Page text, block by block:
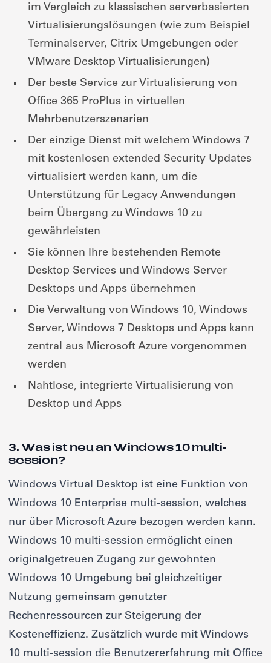
im Vergleich zu klassischen serverbasierten
Virtualisierungslösungen (wie zum Beispiel
Terminalserver, Citrix Umgebungen oder
VMware Desktop Virtualisierungen)
Der beste Service zur Virtualisierung von
Office 365 ProPlus in virtuellen
Mehrbenutzerszenarien
Der einzige Dienst mit welchem Windows 7
mit kostenlosen extended Security Updates
virtualisiert werden kann, um die
Unterstützung für Legacy Anwendungen
beim Übergang zu Windows 10 zu
gewährleisten
Sie können Ihre bestehenden Remote
Desktop Services und Windows Server
Desktops und Apps übernehmen
Die Verwaltung von Windows 10, Windows
Server, Windows 7 Desktops und Apps kann
zentral aus Microsoft Azure vorgenommen
werden
Nahtlose, integrierte Virtualisierung von
Desktop und Apps
3. Was ist neu an Windows 10 multi-
session?
Windows Virtual Desktop ist eine Funktion von
Windows 10 Enterprise multi-session, welches
nur über Microsoft Azure bezogen werden kann.
Windows 10 multi-session ermöglicht einen
originalgetreuen Zugang zur gewohnten
Windows 10 Umgebung bei gleichzeitiger
Nutzung gemeinsam genutzter
Rechenressourcen zur Steigerung der
Kosteneffizienz. Zusätzlich wurde mit Windows
10 multi-session die Benutzererfahrung mit Office